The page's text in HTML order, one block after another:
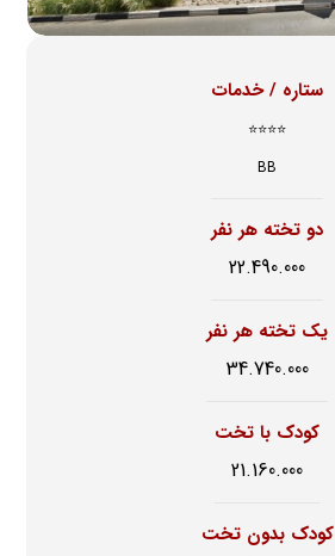
ستاره / خدمات
⭐⭐⭐⭐
BB
دو تخته هر نفر
22.490.000
یک تخته هر نفر
34.740.000
کودک با تخت
21.160.000
کودک بدون تخت